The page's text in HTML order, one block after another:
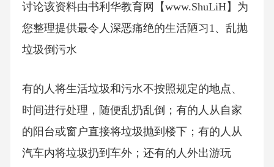
讨论该资料由书利华教育网【www.ShuLiH】为
您整理提供最令人深恶痛绝的生活陋习1、乱抛
垃圾倒污水
有的人将生活垃圾和污水不按照规定的地点、
时间进行处理，随便乱扔乱倒；有的人从自家
的阳台或窗户直接将垃圾抛到楼下；有的人从
汽车内将垃圾扔到车外；还有的人外出游玩